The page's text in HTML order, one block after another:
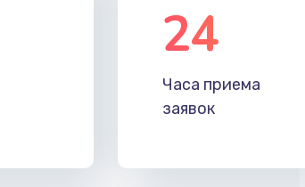
24
Часа приема
заявок